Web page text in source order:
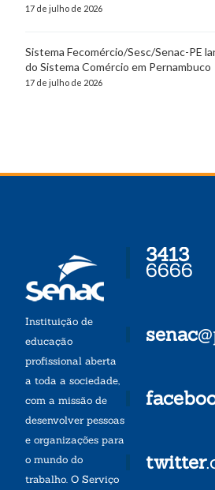
17 de julho de 2026
Sistema Fecomércio/Sesc/Senac-PE
do Sistema Comércio em Pernambuco
17 de julho de 2026
Instituição de
educação
profissional aberta
a toda a sociedade,
com a missão de
desenvolver pessoas
e organizações para
o mundo do
trabalho. O Serviço
3413
6666
senac
twitter